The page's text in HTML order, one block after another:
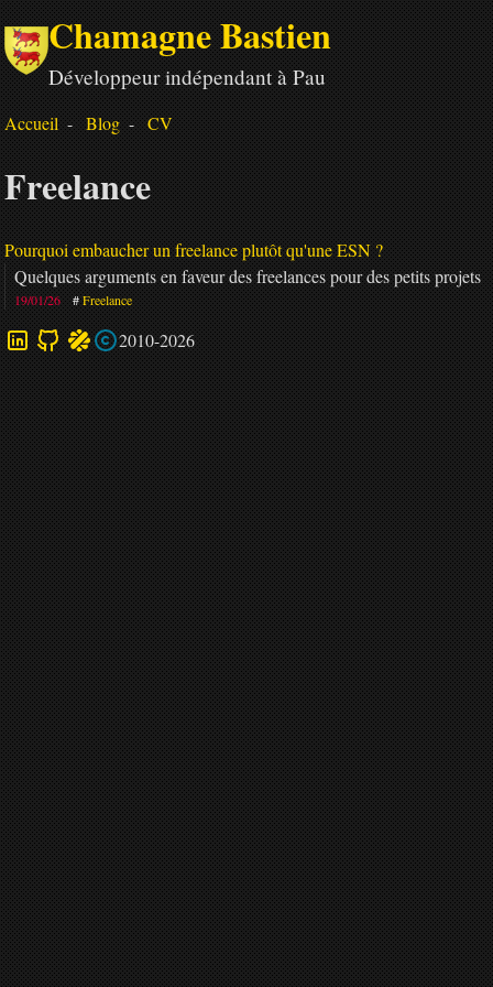
Chamagne Bastien
Développeur indépendant à Pau
Accueil Blog CV
Freelance
Pourquoi embaucher un freelance plutôt qu'une ESN ?
Quelques arguments en faveur des freelances pour des petits projets
19/01/26 Freelance
2010-2026